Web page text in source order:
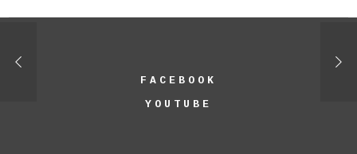
FACEBOOK
YOUTUBE